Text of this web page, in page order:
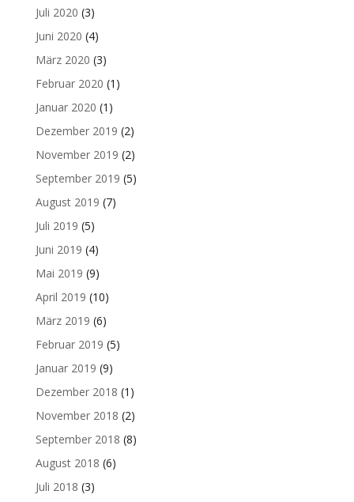
Juli 2020 (3)
Juni 2020 (4)
März 2020 (3)
Februar 2020 (1)
Januar 2020 (1)
Dezember 2019 (2)
November 2019 (2)
September 2019 (5)
August 2019 (7)
Juli 2019 (5)
Juni 2019 (4)
Mai 2019 (9)
April 2019 (10)
März 2019 (6)
Februar 2019 (5)
Januar 2019 (9)
Dezember 2018 (1)
November 2018 (2)
September 2018 (8)
August 2018 (6)
Juli 2018 (3)